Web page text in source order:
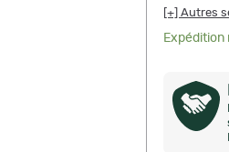
[+] Autres
Expédition